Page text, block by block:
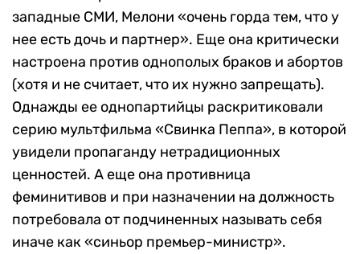
западные СМИ, Мелони «очень горда тем, что у
нее есть дочь и партнер». Еще она критически
настроена против однополых браков и абортов
(хотя и не считает, что их нужно запрещать).
Однажды ее однопартийцы раскритиковали
серию мультфильма «Свинка Пеппа», в которой
увидели пропаганду нетрадиционных
ценностей. А еще она противница
феминитивов и при назначении на должность
потребовала от подчиненных называть себя
иначе как «синьор премьер-министр».